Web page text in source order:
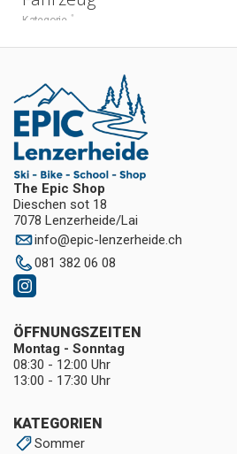
The Epic Shop
Dieschen sot 18
7078 Lenzerheide/Lai
info@epic-lenzerheide.ch
081 382 06 08
KATEGORIEN
Sommer
ÖFFNUNGSZEITEN
Montag - Sonntag
08:30 - 12:00 Uhr
13:00 - 17:30 Uhr